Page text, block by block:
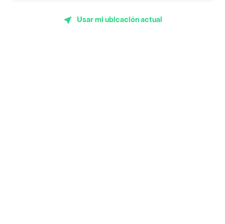
Usar mi ubicación actual